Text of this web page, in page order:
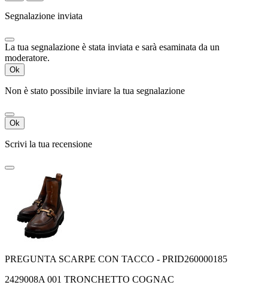
Segnalazione inviata
La tua segnalazione è stata inviata e sarà esaminata da un
moderatore.
Ok
Non è stato possibile inviare la tua segnalazione
Ok
Scrivi la tua recensione
PREGUNTA SCARPE CON TACCO - PRID260000185
2429008A 001 TRONCHETTO COGNAC